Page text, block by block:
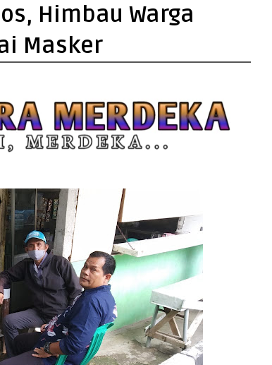
Himbau Warga
Masker